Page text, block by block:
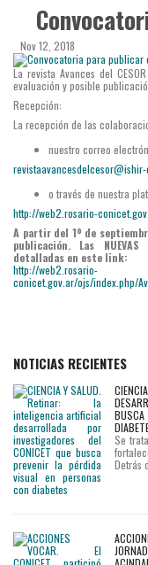
Nov 12, 2018
La revista Avances del CESOR
evaluación y posible
Recepción:
La recepción de las
nuestro correo
o través de nuestra
http://web2.rosario-
A partir del 1º de
publicación. Las NUEVAS
detalladas en este link:
http://web2.rosario-
conicet.gov.ar/ojs/index.php/
NOTICIAS RECIENTES
Se
Detrás